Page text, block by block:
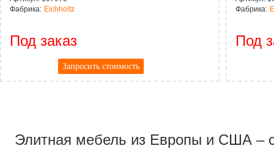
Фабрика: Eichholtz
Под заказ
Запросить стоимость
Фабрика:
Под
Элитная мебель из Европы и США –